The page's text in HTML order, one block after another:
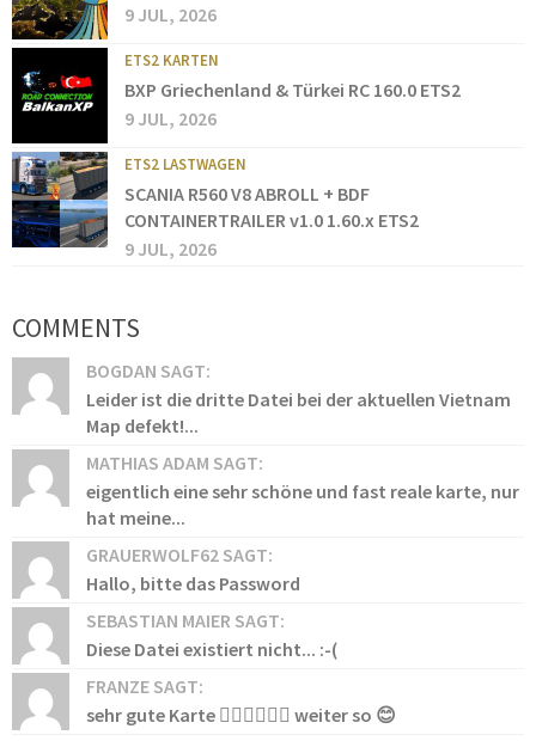
9 JUL, 2026
ETS2 KARTEN
BXP Griechenland & Türkei RC 160.0 ETS2
9 JUL, 2026
ETS2 LASTWAGEN
SCANIA R560 V8 ABROLL + BDF
CONTAINERTRAILER v1.0 1.60.x ETS2
9 JUL, 2026
COMMENTS
BOGDAN SAGT:
Leider ist die dritte Datei bei der aktuellen Vietnam
Map defekt!...
MATHIAS ADAM SAGT:
eigentlich eine sehr schöne und fast reale karte, nur
hat meine...
GRAUERWOLF62 SAGT:
Hallo, bitte das Password
SEBASTIAN MAIER SAGT:
Diese Datei existiert nicht... :-(
FRANZE SAGT:
sehr gute Karte 👍🏻👍🏻👍🏻 weiter so 😊